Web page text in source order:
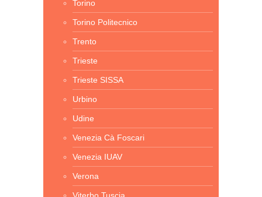
Torino
Torino Politecnico
Trento
Trieste
Trieste SISSA
Urbino
Udine
Venezia Cà Foscari
Venezia IUAV
Verona